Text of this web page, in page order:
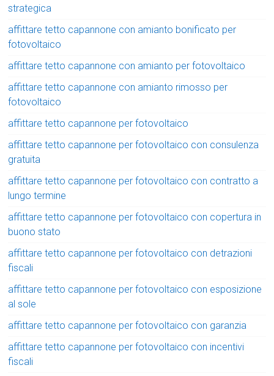
strategica
affittare tetto capannone con amianto bonificato per
fotovoltaico
affittare tetto capannone con amianto per fotovoltaico
affittare tetto capannone con amianto rimosso per
fotovoltaico
affittare tetto capannone per fotovoltaico
affittare tetto capannone per fotovoltaico con consulenza
gratuita
affittare tetto capannone per fotovoltaico con contratto a
lungo termine
affittare tetto capannone per fotovoltaico con copertura in
buono stato
affittare tetto capannone per fotovoltaico con detrazioni
fiscali
affittare tetto capannone per fotovoltaico con esposizione
al sole
affittare tetto capannone per fotovoltaico con garanzia
affittare tetto capannone per fotovoltaico con incentivi
fiscali